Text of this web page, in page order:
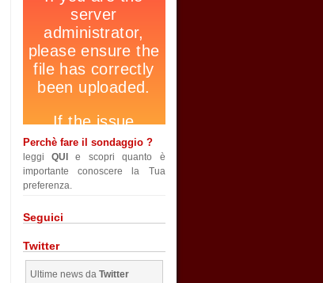
Perchè fare il sondaggio ?
leggi QUI
e scopri quanto è
importante conoscere la Tua
preferenza.
Seguici
Twitter
Ultime news da Twitter